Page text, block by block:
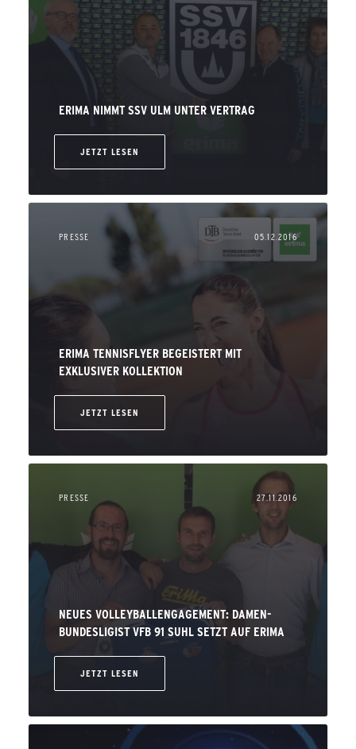
ERIMA NIMMT SSV ULM UNTER VERTRAG
JETZT LESEN
PRESSE 05.12.2016
ERIMA TENNISFLYER BEGEISTERT MIT
EXKLUSIVER KOLLEKTION
JETZT LESEN
PRESSE 27.11.2016
NEUES VOLLEYBALLENGAGEMENT: DAMEN-
BUNDESLIGIST VFB 91 SUHL SETZT AUF ERIMA
JETZT LESEN